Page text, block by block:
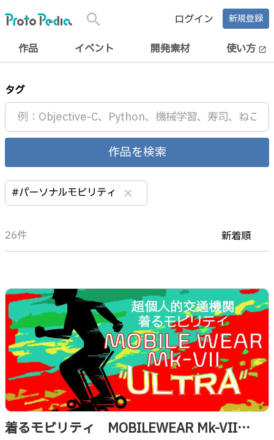
search ログイン 新規登録
作品 イベント 開発素材 使い方 open_in_new
タグ
作品を検索
#パーソナルモビリティ clear
26件 新着順
着るモビリティ MOBILEWEAR Mk-VII